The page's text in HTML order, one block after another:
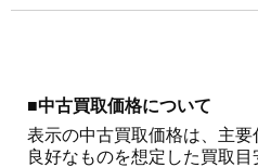
■中古買取価格について
表示の中古買取価格は、主
良好なものを想定した買取目